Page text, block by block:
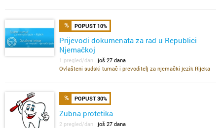
POPUST 10%
Prijevodi dokumenata za rad u Republici
Njemačkoj
1 pregled/dan još 27 dana
Ovlašteni sudski tumač i prevoditelj za njemački jezik Rijeka
POPUST 30%
Zubna protetika
2 pregled/dan još 27 dana